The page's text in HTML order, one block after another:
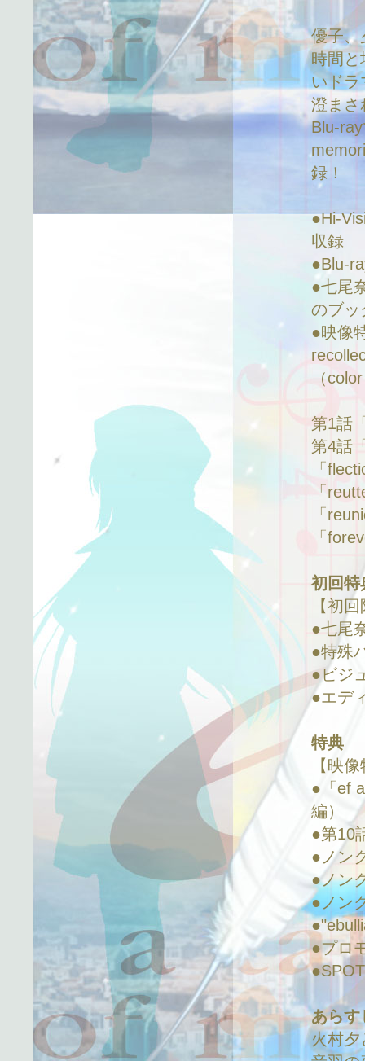
優子、
時間と
いドラ
澄まさ
Blu-
録！
●Hi-
収録
●Blu-
●七尾
のブッ
●映像
（
第1話
第4話
「
「
「
「
初回特
【初
●七尾
●特殊
●ビジ
●エデ
特典
【映
●「ef
編）
●第10
●ノン
●ノン
●ノン
●プロ
あらす
火村